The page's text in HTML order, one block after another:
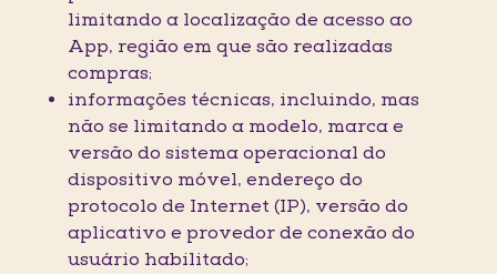
limitando a localização de acesso ao
App, região em que são realizadas
compras;
informações técnicas, incluindo, mas
não se limitando a modelo, marca e
versão do sistema operacional do
dispositivo móvel, endereço do
protocolo de Internet (IP), versão do
aplicativo e provedor de conexão do
usuário habilitado;